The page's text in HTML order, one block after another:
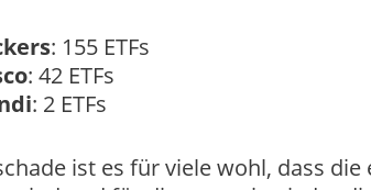
: 155 ETFs
: 42 ETFs
: 2 ETFs
ist es für viele wohl, dass die